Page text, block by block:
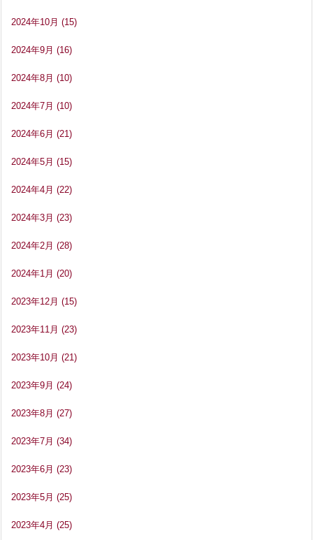
2024年10月 (15)
2024年9月 (16)
2024年8月 (10)
2024年7月 (10)
2024年6月 (21)
2024年5月 (15)
2024年4月 (22)
2024年3月 (23)
2024年2月 (28)
2024年1月 (20)
2023年12月 (15)
2023年11月 (23)
2023年10月 (21)
2023年9月 (24)
2023年8月 (27)
2023年7月 (34)
2023年6月 (23)
2023年5月 (25)
2023年4月 (25)